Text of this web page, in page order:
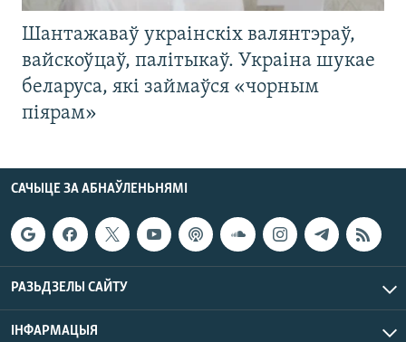
Шантажаваў украінскіх валянтэраў,
вайскоўцаў, палітыкаў. Украіна шукае
беларуса, які займаўся «чорным
піярам»
САЧЫЦЕ ЗА АБНАЎЛЕНЬНЯМІ
РАЗЬДЗЕЛЫ САЙТУ
ІНФАРМАЦЫЯ